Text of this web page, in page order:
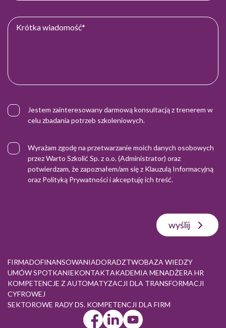
Jestem zainteresowany darmową konsultacją z trenerem w
celu zbadania potrzeb szkoleniowych.
Wyrażam zgodę na przetwarzanie moich danych osobowych
przez Warto Szkolić Sp. z o.o. (Administrator) oraz
potwierdzam, że zapoznałem/am się z Klauzulą Informacyjną
oraz Polityką Prywatnościi akceptuję ich treść.
wyślij
FIRMADOFINANSOWANIADORADZTWOBAZA WIEDZY
UMÓW SPOTKANIEKONTAKTAKADEMIA MENADŻERA HR
KOMPETENCJE Z AUTOMATYZACJI DLA TRANSFORMACJI
CYFROWEJ
SEKTOROWE RADY DS. KOMPETENCJI DLA FIRM